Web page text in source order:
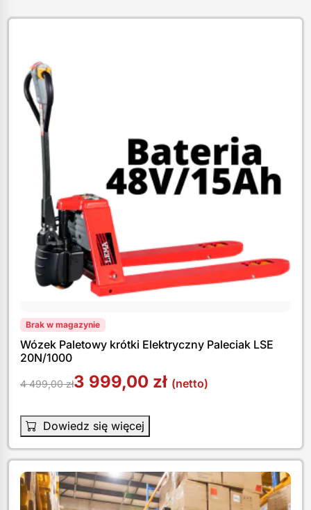
Brak w magazynie
Wózek Paletowy krótki Elektryczny Paleciak LSE
20N/1000
4 499,00zł3 999,00 zł (netto)
Dowiedz się więcej